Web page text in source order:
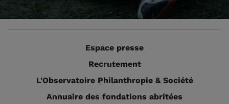
Espace presse
Recrutement
L'Observatoire Philanthropie & Société
Annuaire des fondations abritées